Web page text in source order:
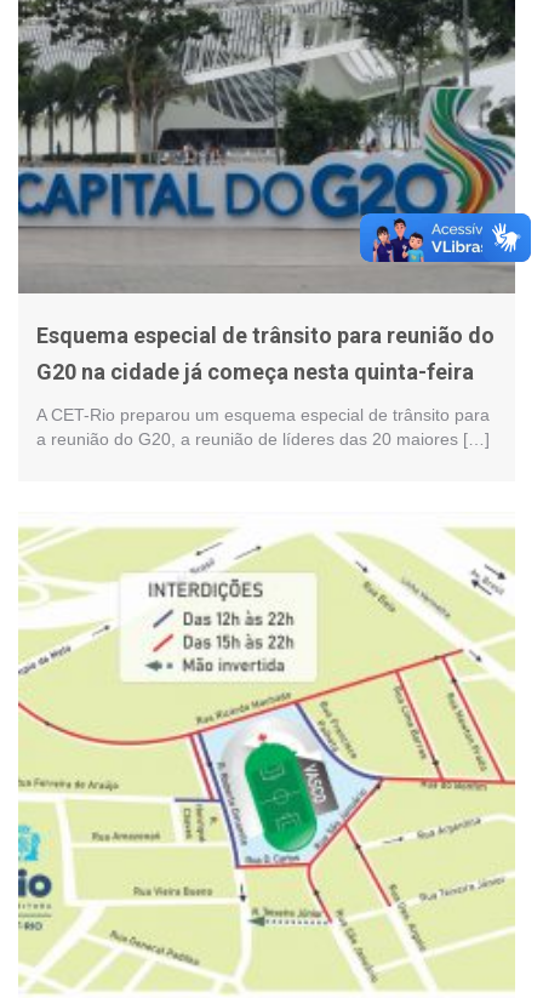
Esquema especial de trânsito para reunião do
G20 na cidade já começa nesta quinta-feira
A CET-Rio preparou um esquema especial de trânsito para
a reunião do G20, a reunião de líderes das 20 maiores […]